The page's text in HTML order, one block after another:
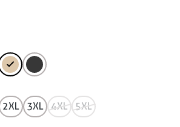
2XL 3XL 4XL 5XL